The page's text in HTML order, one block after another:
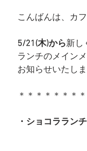
こんばんは、カ
5/21(木)から新し
ランチのメイン
お知らせいたしま
＊＊＊＊＊＊＊
・ショコララン